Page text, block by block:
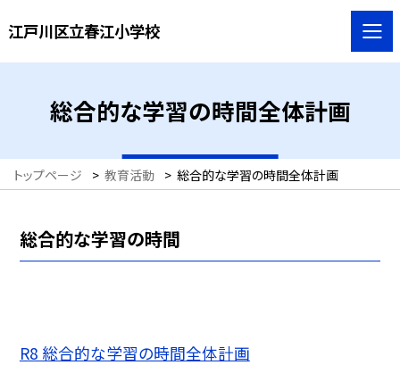
江戸川区立春江小学校
総合的な学習の時間全体計画
トップページ > 教育活動 > 総合的な学習の時間全体計画
総合的な学習の時間
R8 総合的な学習の時間全体計画